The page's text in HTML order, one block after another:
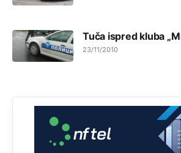
Tuča ispred kluba
23/11/2010
Анонимно2818605
koristi internet, niti ima pristup
Анонимно2818605
Анонимно2818605 8/8/2026